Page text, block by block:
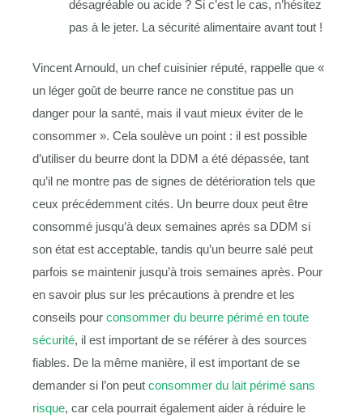
désagréable ou acide ? Si c’est le cas, n’hésitez
pas à le jeter. La sécurité alimentaire avant tout !
Vincent Arnould, un chef cuisinier réputé, rappelle que «
un léger goût de beurre rance ne constitue pas un
danger pour la santé, mais il vaut mieux éviter de le
consommer ». Cela soulève un point : il est possible
d’utiliser du beurre dont la DDM a été dépassée, tant
qu’il ne montre pas de signes de détérioration tels que
ceux précédemment cités. Un beurre doux peut être
consommé jusqu’à deux semaines après sa DDM si
son état est acceptable, tandis qu’un beurre salé peut
parfois se maintenir jusqu’à trois semaines après. Pour
en savoir plus sur les précautions à prendre et les
conseils pour consommer du beurre périmé en toute
sécurité, il est important de se référer à des sources
fiables. De la même manière, il est important de se
demander si l’on peut consommer du lait périmé sans
risque, car cela pourrait également aider à réduire le